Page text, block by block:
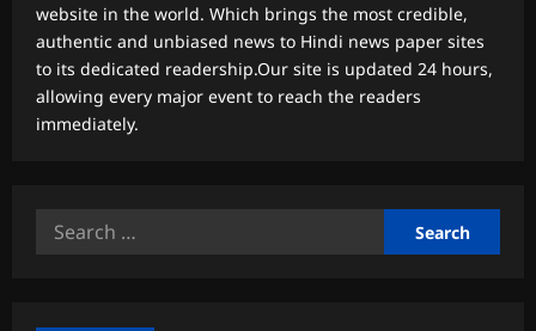
website in the world. Which brings the most credible,
authentic and unbiased news to Hindi news paper sites
to its dedicated readership.Our site is updated 24 hours,
allowing every major event to reach the readers
immediately.
Search